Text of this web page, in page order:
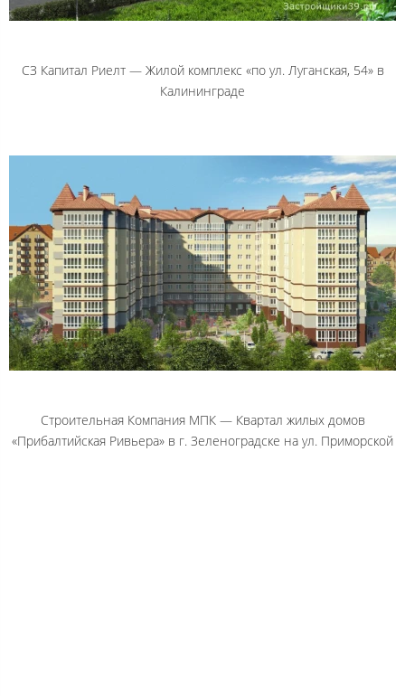
СЗ Капитал Риелт — Жилой комплекс «по ул. Луганская, 54» в
Калининграде
Строительная Компания МПК — Квартал жилых домов
«Прибалтийская Ривьера» в г. Зеленоградске на ул. Приморской